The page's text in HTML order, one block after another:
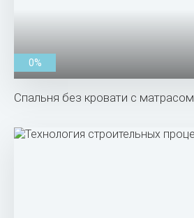
0%
Спальня без кровати с матрасом